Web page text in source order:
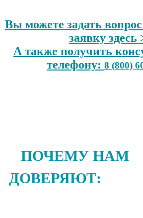
Вы можете задать
заявку здесь
А также получить
телефону: 8 (800)
ПОЧЕМУ НАМ
ДОВЕРЯЮТ: